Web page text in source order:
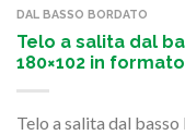
DAL BASSO BORDATO
Telo a salita dal
180×102 in
Telo a salita dal